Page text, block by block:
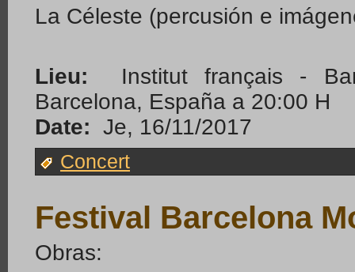
La Céleste (percusión e
Lieu:
Institut français -
Barcelona, España a 20:00 H
Date: Je, 16/11/2017
Concert
Festival Barcelona
Obras: